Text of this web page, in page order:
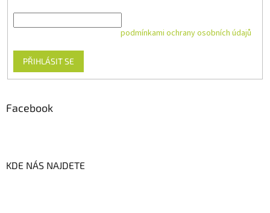
podmínkami ochrany osobních údajů
PŘIHLÁSIT SE
Facebook
KDE NÁS NAJDETE